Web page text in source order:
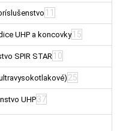
11
UHP a koncovky 15
SPIR STAR 10
25
UHP37